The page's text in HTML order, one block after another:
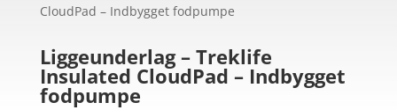
CloudPad – Indbygget fodpumpe
Liggeunderlag – Treklife
Insulated CloudPad – Indbygget
fodpumpe